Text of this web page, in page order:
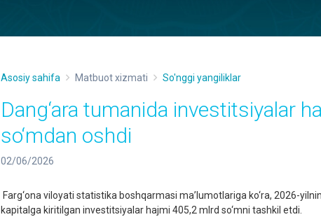
Asosiy sahifa Matbuot xizmati So'nggi yangiliklar
Dang‘ara tumanida investitsiyalar
so‘mdan oshdi
02/06/2026
Farg‘ona viloyati statistika boshqarmasi ma’lumotlariga ko‘ra, 2026-
kapitalga kiritilgan investitsiyalar hajmi 405,2 mlrd so‘mni tashkil etdi.